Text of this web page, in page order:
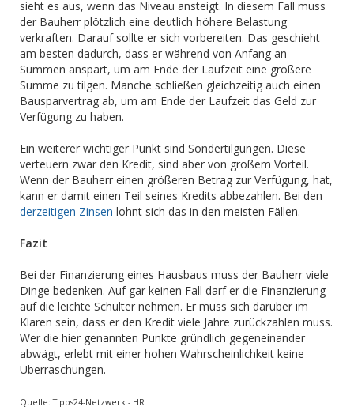
sieht es aus, wenn das Niveau ansteigt. In diesem Fall muss
der Bauherr plötzlich eine deutlich höhere Belastung
verkraften. Darauf sollte er sich vorbereiten. Das geschieht
am besten dadurch, dass er während von Anfang an
Summen anspart, um am Ende der Laufzeit eine größere
Summe zu tilgen. Manche schließen gleichzeitig auch einen
Bausparvertrag ab, um am Ende der Laufzeit das Geld zur
Verfügung zu haben.
Ein weiterer wichtiger Punkt sind Sondertilgungen. Diese
verteuern zwar den Kredit, sind aber von großem Vorteil.
Wenn der Bauherr einen größeren Betrag zur Verfügung, hat,
kann er damit einen Teil seines Kredits abbezahlen. Bei den
derzeitigen Zinsen lohnt sich das in den meisten Fällen.
Fazit
Bei der Finanzierung eines Hausbaus muss der Bauherr viele
Dinge bedenken. Auf gar keinen Fall darf er die Finanzierung
auf die leichte Schulter nehmen. Er muss sich darüber im
Klaren sein, dass er den Kredit viele Jahre zurückzahlen muss.
Wer die hier genannten Punkte gründlich gegeneinander
abwägt, erlebt mit einer hohen Wahrscheinlichkeit keine
Überraschungen.
Quelle: Tipps24-Netzwerk - HR